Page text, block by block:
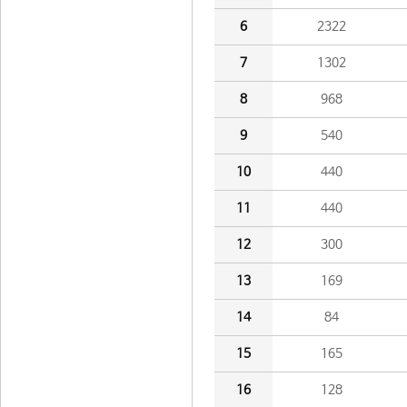
6 2322
7 1302
8 968
9 540
10 440
11 440
12 300
13 169
14 84
15 165
16 128